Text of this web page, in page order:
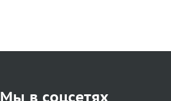
Мы в соцсетях